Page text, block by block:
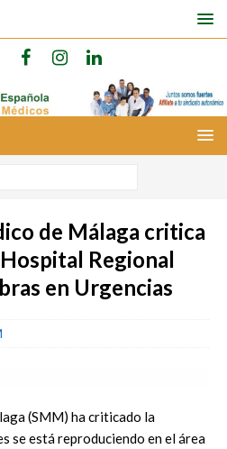
de Málaga critica
Regional
en Urgencias
(SMM) ha criticado la
se está reproduciendo en el área